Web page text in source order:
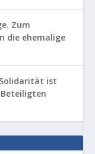
Zum
die ehemalige
ist